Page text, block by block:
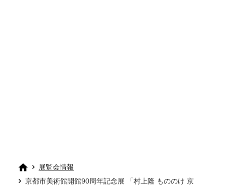
展覧会情報
京都市美術館開館90周年記念展 「村上隆 もののけ 京